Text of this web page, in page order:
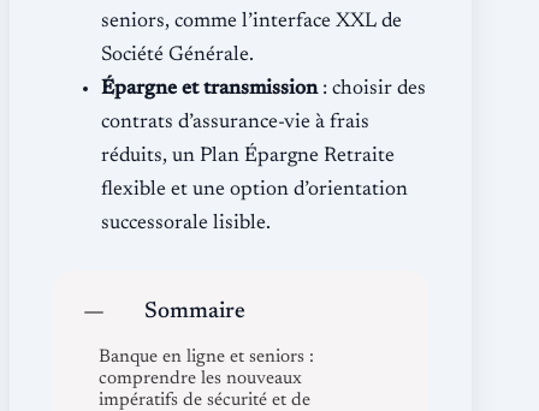
seniors, comme l’interface XXL de
Société Générale.
Épargne et transmission: choisir des
contrats d’assurance-vie à frais
réduits, un Plan Épargne Retraite
flexible et une option d’orientation
successorale lisible.
Sommaire
Banque en ligne et seniors :
comprendre les nouveaux
impératifs de sécurité et de